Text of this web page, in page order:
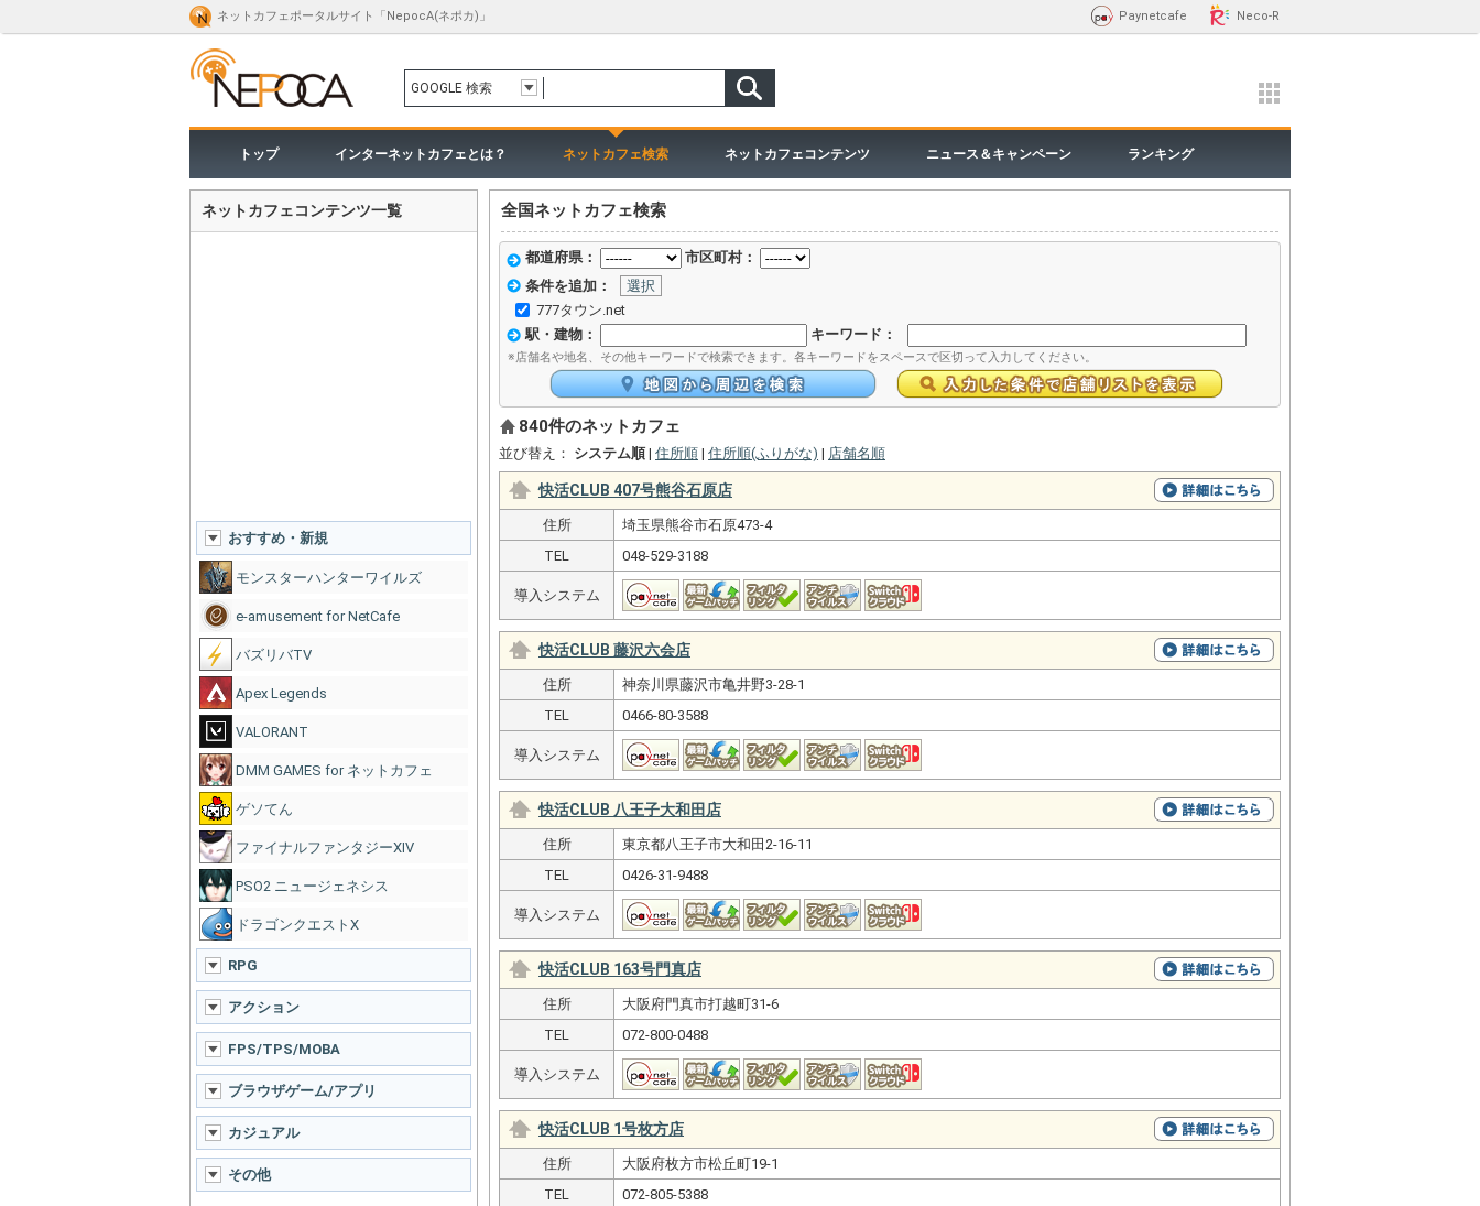
ネットカフェポータルサイト「NepocA(ネポカ)」 Paynetcafe Neco-R
GOOGLE 検索
トップ インターネットカフェとは？ ネットカフェ検索 ネットカフェコンテンツ ニュース＆キャンペーン ランキング
ネットカフェコンテンツ一覧
おすすめ・新規
モンスターハンターワイルズ
e-amusement for NetCafe
バズリバTV
Apex Legends
VALORANT
DMM GAMES for ネットカフェ
ゲソてん
ファイナルファンタジーXIV
PSO2 ニュージェネシス
ドラゴンクエストX
RPG
アクション
FPS/TPS/MOBA
ブラウザゲーム/アプリ
カジュアル
その他
全国ネットカフェ検索
都道府県：
市区町村：
条件を追加：
選択
777タウン.net
駅・建物：
キーワード：
※店舗名や地名、その他キーワードで検索できます。各キーワードをスペースで区切って入力してください。
840件のネットカフェ
並び替え： システム順| 住所順 | 住所順(ふりがな) | 店舗名順
快活CLUB 407号熊谷石原店
住所
埼玉県熊谷市石原473-4
TEL
048-529-3188
導入システム
快活CLUB 藤沢六会店
住所
神奈川県藤沢市亀井野3-28-1
TEL
0466-80-3588
導入システム
快活CLUB 八王子大和田店
住所
東京都八王子市大和田2-16-11
TEL
0426-31-9488
導入システム
快活CLUB 163号門真店
住所
大阪府門真市打越町31-6
TEL
072-800-0488
導入システム
快活CLUB 1号枚方店
住所
大阪府枚方市松丘町19-1
TEL
072-805-5388